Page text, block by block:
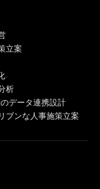
立案
析
データ連携設計
ブンな人事施策立案